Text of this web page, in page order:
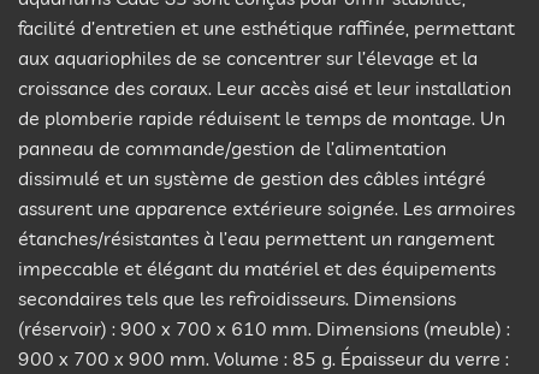
facilité d’entretien et une esthétique raffinée, permettant
aux aquariophiles de se concentrer sur l’élevage et la
croissance des coraux. Leur accès aisé et leur installation
de plomberie rapide réduisent le temps de montage. Un
panneau de commande/gestion de l’alimentation
dissimulé et un système de gestion des câbles intégré
assurent une apparence extérieure soignée. Les armoires
étanches/résistantes à l’eau permettent un rangement
impeccable et élégant du matériel et des équipements
secondaires tels que les refroidisseurs. Dimensions
(réservoir) : 900 x 700 x 610 mm. Dimensions (meuble) :
900 x 700 x 900 mm. Volume : 85 g. Épaisseur du verre :